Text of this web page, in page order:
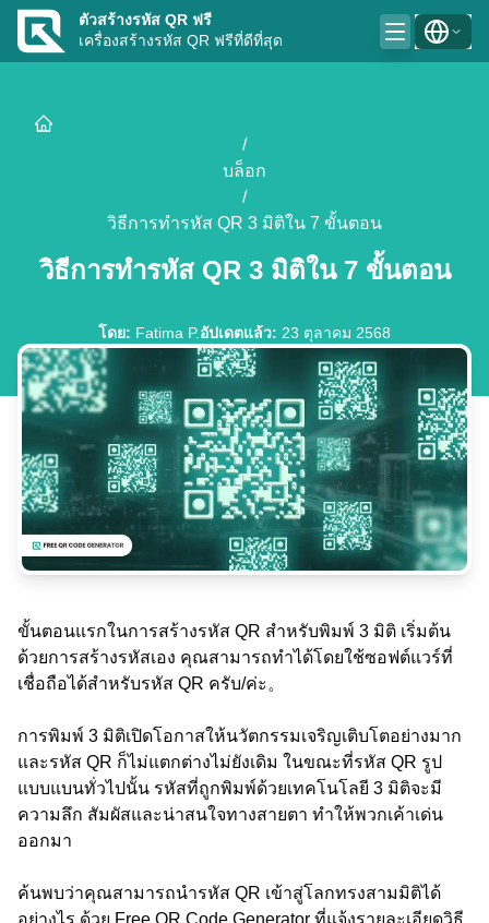
ตัวสร้างรหัส QR ฟรี
เครื่องสร้างรหัส QR ฟรีที่ดีที่สุด
/
บล็อก
/
วิธีการทำรหัส QR 3 มิติใน 7 ขั้นตอน
วิธีการทำรหัส QR 3 มิติใน 7 ขั้นตอน
โดย: Fatima P.อัปเดตแล้ว: 23 ตุลาคม 2568
ขั้นตอนแรกในการสร้างรหัส QR สำหรับพิมพ์ 3 มิติ เริ่มต้น
ด้วยการสร้างรหัสเอง คุณสามารถทำได้โดยใช้ซอฟต์แวร์ที่
เชื่อถือได้สำหรับรหัส QR ครับ/ค่ะ。
การพิมพ์ 3 มิติเปิดโอกาสให้นวัตกรรมเจริญเติบโตอย่างมาก
และรหัส QR ก็ไม่แตกต่างไม่ยังเดิม ในขณะที่รหัส QR รูป
แบบแบนทั่วไปนั้น รหัสที่ถูกพิมพ์ด้วยเทคโนโลยี 3 มิติจะมี
ความลึก สัมผัสและน่าสนใจทางสายตา ทำให้พวกเค้าเด่น
ออกมา
ค้นพบว่าคุณสามารถนำรหัส QR เข้าสู่โลกทรงสามมิติได้
อย่างไร ด้วย Free QR Code Generator ที่แจ้งรายละเอียดวิธี